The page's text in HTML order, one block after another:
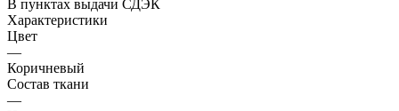
В пунктах выдачи СДЭК
Характеристики
Цвет
—
Коричневый
Состав ткани
—